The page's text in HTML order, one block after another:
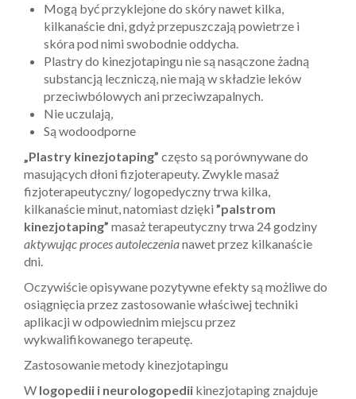
Mogą być przyklejone do skóry nawet kilka,
kilkanaście dni, gdyż przepuszczają powietrze i
skóra pod nimi swobodnie oddycha.
Plastry do kinezjotapingu nie są nasączone żadną
substancją leczniczą, nie mają w składzie leków
przeciwbólowych ani przeciwzapalnych.
Nie uczulają,
Są wodoodporne
„Plastry kinezjotaping” często są porównywane do
masujących dłoni fizjoterapeuty. Zwykle masaż
fizjoterapeutyczny/ logopedyczny trwa kilka,
kilkanaście minut, natomiast dzięki ”palstrom
kinezjotaping” masaż terapeutyczny trwa 24 godziny
aktywując proces autoleczenianawet przez kilkanaście
dni.
Oczywiście opisywane pozytywne efekty są możliwe do
osiągnięcia przez zastosowanie właściwej techniki
aplikacji w odpowiednim miejscu przez
wykwalifikowanego terapeutę.
Zastosowanie metody kinezjotapingu
W logopedii i neurologopedii kinezjotaping znajduje